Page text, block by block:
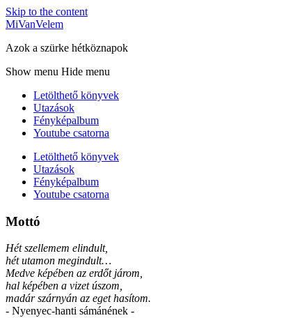
Skip to the content
MiVanVelem
Azok a szürke hétköznapok
Show menu Hide menu
Letölthető könyvek
Utazások
Fényképalbum
Youtube csatorna
Letölthető könyvek
Utazások
Fényképalbum
Youtube csatorna
Mottó
Hét szellemem elindult,
hét utamon megindult…
Medve képében az erdőt járom,
hal képében a vizet úszom,
madár szárnyán az eget hasítom.
- Nyenyec-hanti sámánének -